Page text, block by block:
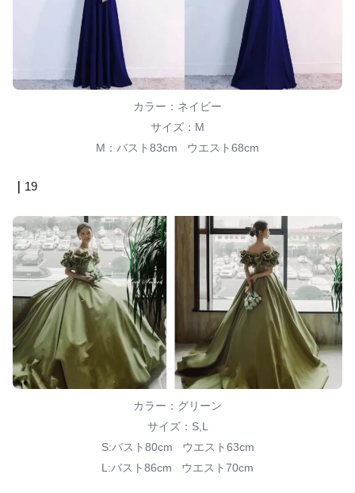
カラー：ネイビー
サイズ：M
M：バスト83cm ウエスト68cm
｜ 19
カラー：グリーン
サイズ：S,L
S:バスト80cm ウエスト63cm
L:バスト86cm ウエスト70cm